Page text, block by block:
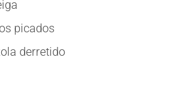
picados
derretido